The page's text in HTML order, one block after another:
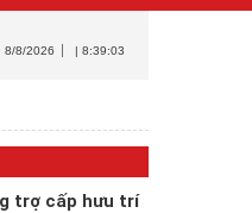
, 8/8/2026 | 8:39:04
trợ cấp hưu trí